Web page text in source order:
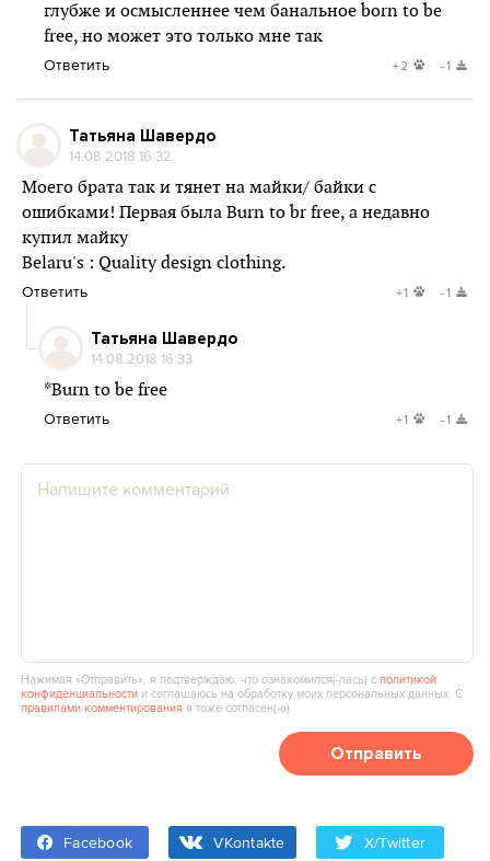
глубже и осмысленнее чем банальное born to be
free, но может это только мне так
Ответить +2 -1
Татьяна Шавердо
14.08.2018 16:32
Моего брата так и тянет на майки/ байки с
ошибками! Первая была Burn to br free, а недавно
купил майку
Belaru's : Quality design clothing.
Ответить +1 -1
Татьяна Шавердо
14.08.2018 16:33
*Burn to be free
Ответить +1 -1
Нажимая «Отправить», я подтверждаю, что ознакомился(‑лась) сполитикой
конфиденциальности и соглашаюсь на обработку моих персональных данных. С
правилами комментирования я тоже согласен(‑а).
Отправить
Facebook VKontakte X/Twitter